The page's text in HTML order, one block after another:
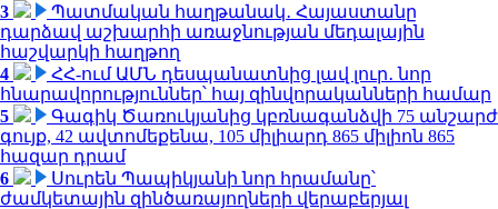
3
Պատմական հաղթանակ․ Հայաստանը
դարձավ աշխարհի առաջնության մեդալային
հաշվարկի հաղթող
4
ՀՀ-ում ԱՄՆ դեսպանատնից լավ լուր․ նոր
հնարավորություններ՝ հայ զինվորականների համար
5
Գագիկ Ծառուկյանից կբռնագանձվի 75 անշարժ
գույք, 42 ավտոմեքենա, 105 միլիարդ 865 միլիոն 865
հազար դրամ
6
Սուրեն Պապիկյանի նոր հրամանը՝
ժամկետային զինծառայողների վերաբերյալ